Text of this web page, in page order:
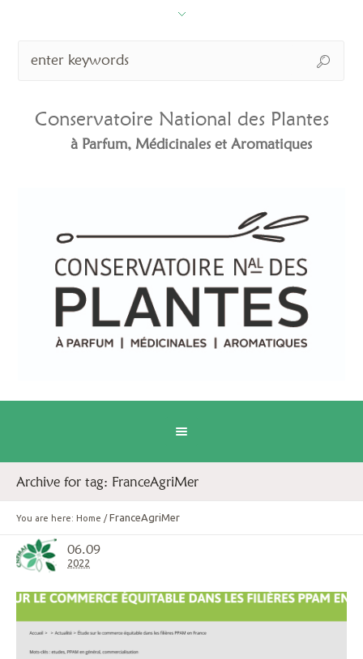
Conservatoire National des Plantes
à Parfum, Médicinales et Aromatiques
Archive for tag: FranceAgriMer
You are here: Home / FranceAgriMer
06.09
2022